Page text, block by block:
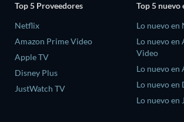
Top 5 Proveedores
Netflix
Amazon Prime Video
Apple TV
Disney Plus
JustWatch TV
Top 5 nuevo
Lo nuevo en
Lo nuevo en
Video
Lo nuevo en
Lo nuevo en
Lo nuevo en